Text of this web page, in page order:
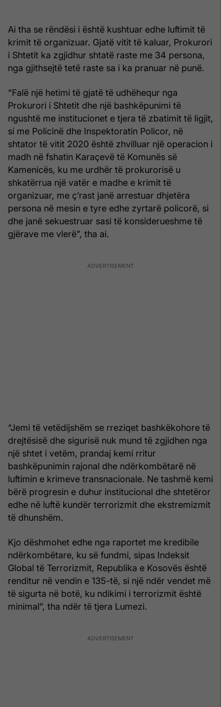
Ai tha se rëndësi i është kushtuar edhe luftimit të
krimit të organizuar. Gjatë vitit të kaluar, Prokurori
i Shtetit ka zgjidhur shtatë raste me 34 persona,
nga gjithsejtë tetë raste sa i ka pranuar në punë.
“Falë një hetimi të gjatë të udhëhequr nga
Prokurori i Shtetit dhe një bashkëpunimi të
ngushtë me institucionet e tjera të zbatimit të ligjit,
si me Policinë dhe Inspektoratin Policor, në
shtator të vitit 2020 është zhvilluar një operacion i
madh në fshatin Karaçevë të Komunës së
Kamenicës, ku me urdhër të prokurorisë u
shkatërrua një vatër e madhe e krimit të
organizuar, me ç’rast janë arrestuar dhjetëra
persona në mesin e tyre edhe zyrtarë policorë, si
dhe janë sekuestruar sasi të konsiderueshme të
gjërave me vlerë”, tha ai.
“Jemi të vetëdijshëm se rreziqet bashkëkohore të
drejtësisë dhe sigurisë nuk mund të zgjidhen nga
një shtet i vetëm, prandaj kemi rritur
bashkëpunimin rajonal dhe ndërkombëtarë në
luftimin e krimeve transnacionale. Ne tashmë kemi
bërë progresin e duhur institucional dhe shtetëror
edhe në luftë kundër terrorizmit dhe ekstremizmit
të dhunshëm.
Kjo dëshmohet edhe nga raportet me kredibile
ndërkombëtare, ku së fundmi, sipas Indeksit
Global të Terrorizmit, Republika e Kosovës është
renditur në vendin e 135-të, si një ndër vendet më
të sigurta në botë, ku ndikimi i terrorizmit është
minimal”, tha ndër të tjera Lumezi.